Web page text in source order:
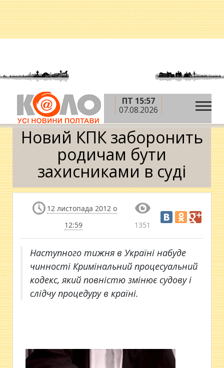
ПТ 15:57
07.08.2026
Головна » Новини » Ситуація »Новий КПК
заборонить родичам бути захисниками в суді
Новий КПК заборонить
родичам бути
захисниками в суді
12 листопада 2012 о
12:59
1351
Наступного тижня в Україні набуде
чинності Кримінальний процесуальний
кодекс, який повністю змінює судову і
слідчу процедуру в країні.